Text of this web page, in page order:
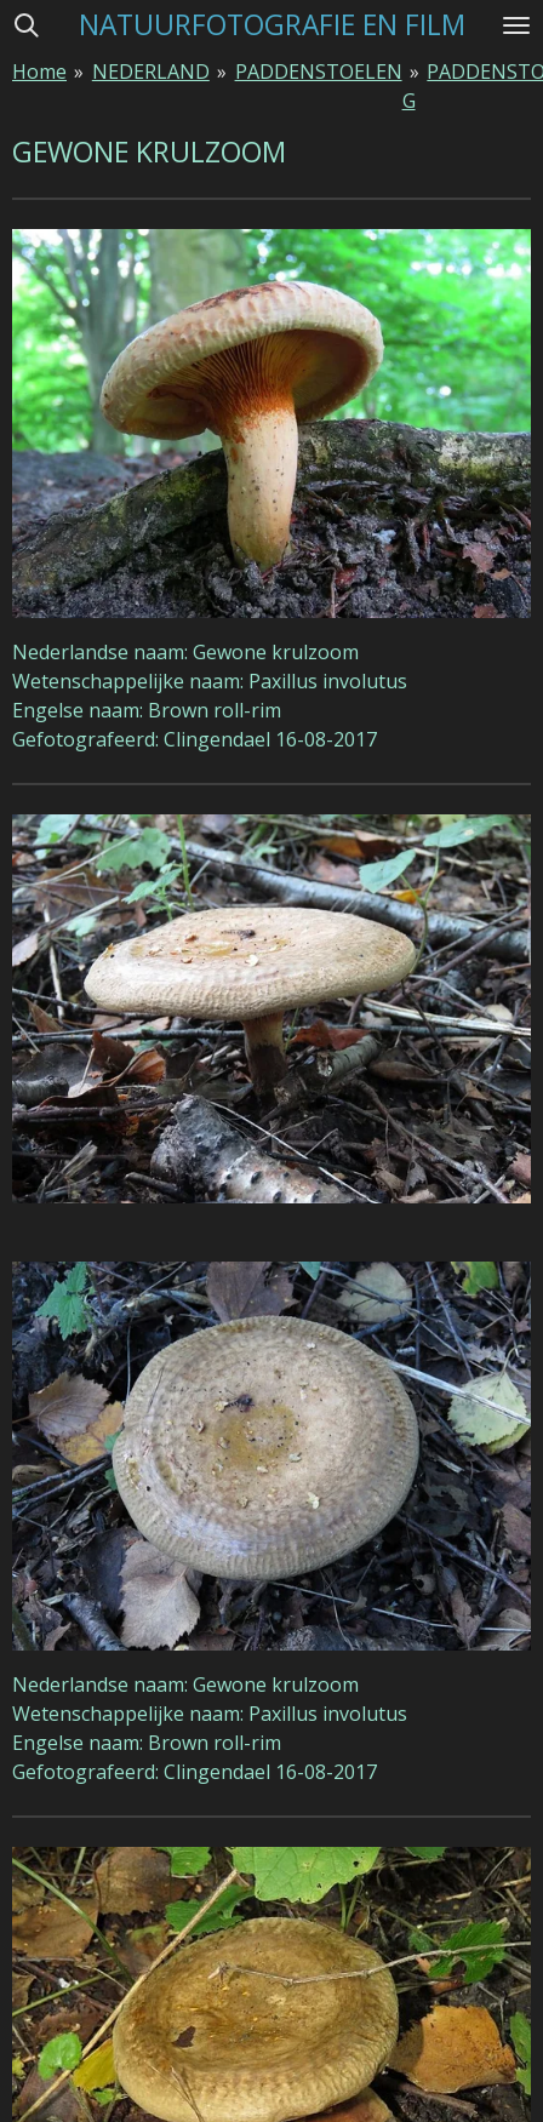
Ga
naar
hoofdinhoud
NATUURFOTOGRAFIE EN FILM
Home » NEDERLAND » PADDENSTOELEN »
G
GEWONE KRULZOOM
Nederlandse naam: Gewone krulzoom
Wetenschappelijke naam: Paxillus involutus
Engelse naam: Brown roll-rim
Gefotografeerd: Clingendael 16-08-2017
Nederlandse naam: Gewone krulzoom
Wetenschappelijke naam: Paxillus involutus
Engelse naam: Brown roll-rim
Gefotografeerd: Clingendael 16-08-2017